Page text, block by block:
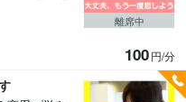
100円/分
離席中